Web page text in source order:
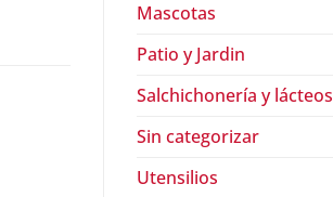
Mascotas
Patio y Jardin
Salchichonería y lácteos
Sin categorizar
Utensilios